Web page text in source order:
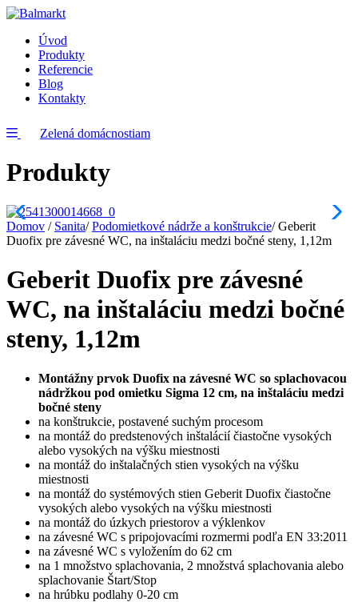
Úvod
Produkty
Referencie
Blog
Kontakty
Zelená domácnostiam
Produkty
Domov / Sanita/ Podomietkové nádrže a konštrukcie/ Geberit
Duofix pre závesné WC, na inštaláciu medzi bočné steny, 1,12m
Geberit Duofix pre závesné
WC, na inštaláciu medzi bočné
steny, 1,12m
Montážny prvok Duofix na závesné WC so splachovacou
nádržkou pod omietku Sigma 12 cm, na inštaláciu medzi
bočné steny
na konštrukcie, postavené suchým procesom
na montáž do predstenových inštalácií čiastočne vysokých
alebo vysokých na výšku miestnosti
na montáž do inštalačných stien vysokých na výšku
miestnosti
na montáž do systémových stien Geberit Duofix čiastočne
vysokých alebo vysokých na výšku miestnosti
na montáž do úzkych priestorov a výklenkov
na závesné WC s pripojovacími rozmermi podľa EN 33:2011
na závesné WC s vyložením do 62 cm
na 1 množstvo splachovania, 2 množstvá splachovania alebo
splachovanie Štart/Stop
na hrúbku podlahy 0-20 cm